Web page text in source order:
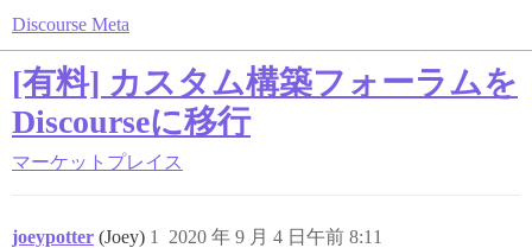
Discourse Meta
[有料] カスタム構築フォーラムを
Discourseに移行
マーケットプレイス
joeypotter (Joey) 2020 年 9 月 4 日午前 8:11
1